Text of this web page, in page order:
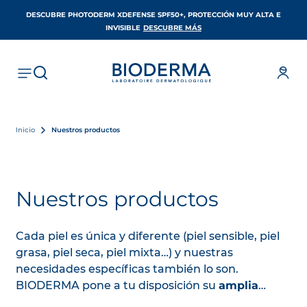
DESCUBRE PHOTODERM XDEFENSE SPF50+, PROTECCIÓN MUY ALTA E
INVISIBLE DESCUBRE MÁS
Inicio Nuestros productos
Nuestros productos
Cada piel es única y diferente (piel sensible, piel
grasa, piel seca, piel mixta…) y nuestras
necesidades específicas también lo son.
BIODERMA pone a tu disposición su amplia